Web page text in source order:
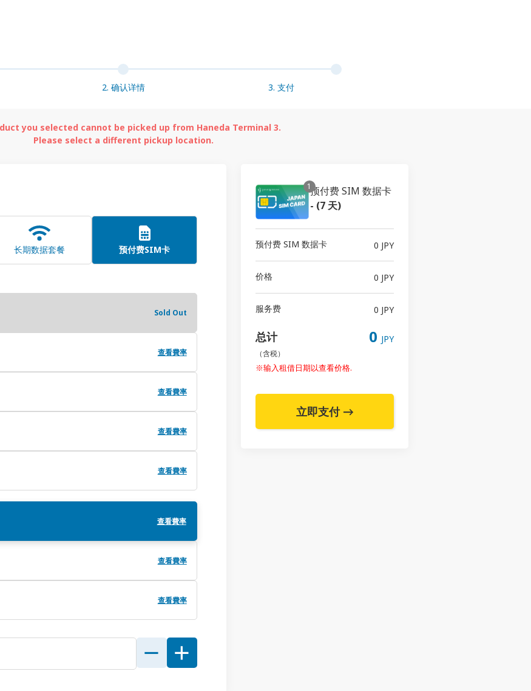
2. 确认详情 3. 支付
you selected cannot be picked up from Haneda Terminal 3.
Please select a different pickup location.
长期数据套餐 预付费SIM卡
Sold Out
查看費率
查看費率
查看費率
查看費率
查看費率
查看費率
查看費率
1预付费 SIM 数据卡
- (7 天)
预付费 SIM 数据卡 0 JPY
价格 0 JPY
服务费 0 JPY
总计
（含税）
0 JPY
※输入租借日期以查看价格.
立即支付 →